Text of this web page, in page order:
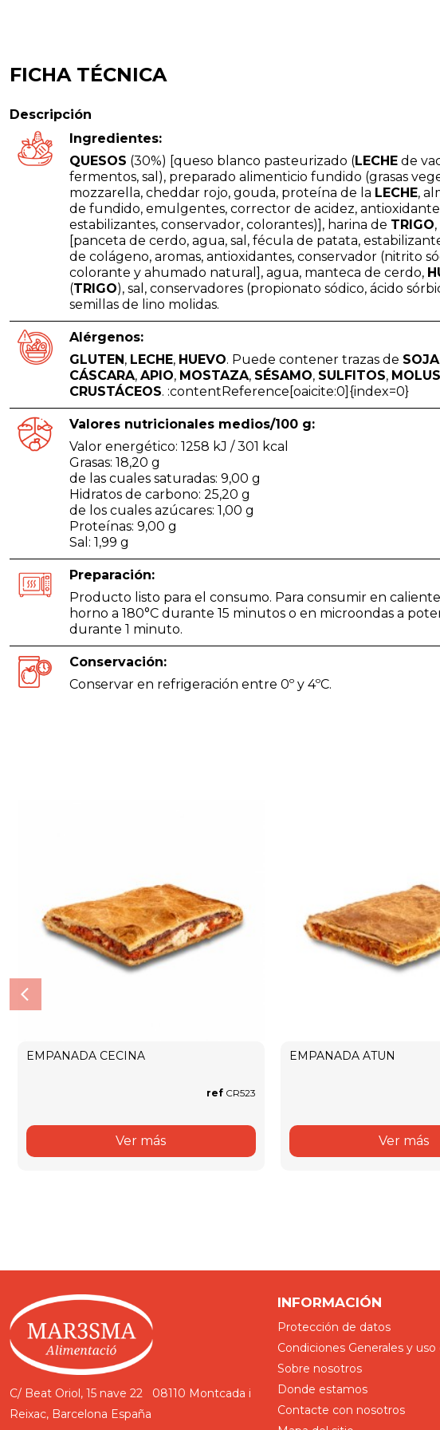
FICHA TÉCNICA
Descripción
Ingredientes:
QUESOS (30%) [queso blanco pasteurizado (LECHE de
fermentos, sal), preparado alimenticio fundido (grasas
mozzarella, cheddar rojo, gouda, proteína de la LECHE,
de fundido, emulgentes, corrector de acidez,
estabilizantes, conservador, colorantes)], harina de TRIGO
[panceta de cerdo, agua, sal, fécula de patata,
de colágeno, aromas, antioxidantes, conservador (nitrito
colorante y ahumado natural], agua, manteca de cerdo,
(TRIGO), sal, conservadores (propionato sódico, ácido
semillas de lino molidas.
Alérgenos:
GLUTEN, LECHE, HUEVO. Puede contener trazas de SOJA
CÁSCARA, APIO, MOSTAZA, SÉSAMO, SULFITOS,
CRUSTÁCEOS. :contentReference[oaicite:0]{index=0}
Valores nutricionales medios/100 g:
Valor energético: 1258 kJ / 301 kcal
Grasas: 18,20 g
de las cuales saturadas: 9,00 g
Hidratos de carbono: 25,20 g
de los cuales azúcares: 1,00 g
Proteínas: 9,00 g
Sal: 1,99 g
Preparación:
Producto listo para el consumo. Para consumir en
horno a 180°C durante 15 minutos o en microondas a
durante 1 minuto.
Conservación:
Conservar en refrigeración entre 0º y 4ºC.
EMPANADA CECINA
refCR523
Ver más
EMPANADA ATUN
Ver más
C/ Beat Oriol, 15 nave 22
08110 Montcada i
Reixac, Barcelona España
INFORMACIÓN
Protección de datos
Condiciones Generales y
Sobre nosotros
Donde estamos
Contacte con nosotros